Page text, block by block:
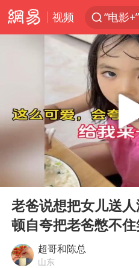
视频
中医
胜宏科
美股
Play
00:00
老爸说想把女儿送
顿自夸把老爸憋不住
超哥和陈总
山东